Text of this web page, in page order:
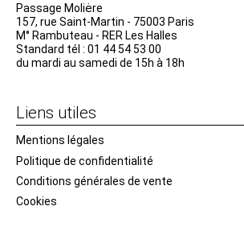
Passage Moliėre
157, rue Saint-Martin - 75003 Paris
M° Rambuteau - RER Les Halles
Standard tél : 01 44 54 53 00
du mardi au samedi de 15h à 18h
Liens utiles
Mentions légales
Politique de confidentialité
Conditions générales de vente
Cookies